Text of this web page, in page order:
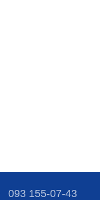
093 155-07-43